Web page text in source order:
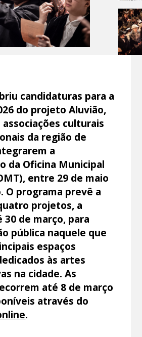
candidaturas para a
do projeto Aluvião,
culturais
da região de
a
da Oficina Municipal
entre 29 de maio
O programa prevê a
projetos, a
30 de março, para
pública naquele que
espaços
às artes
na cidade. As
até 8 de março
através do
.